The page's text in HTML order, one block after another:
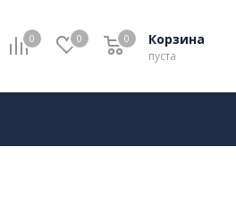
0 0 Корзина
пуста
0